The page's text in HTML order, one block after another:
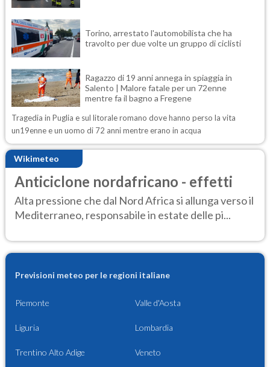
Torino, arrestato l'automobilista che ha
travolto per due volte un gruppo di ciclisti
Ragazzo di 19 anni annega in spiaggia in
Salento | Malore fatale per un 72enne
mentre fa il bagno a Fregene
Tragedia in Puglia e sul litorale romano dove hanno perso la vita
un19enne e un uomo di 72 anni mentre erano in acqua
Wikimeteo
Anticiclone nordafricano - effetti
Alta pressione che dal Nord Africa si allunga verso il
Mediterraneo, responsabile in estate delle pi...
Previsioni meteo per le regioni italiane
Piemonte Valle d'Aosta
Liguria Lombardia
Trentino Alto Adige Veneto